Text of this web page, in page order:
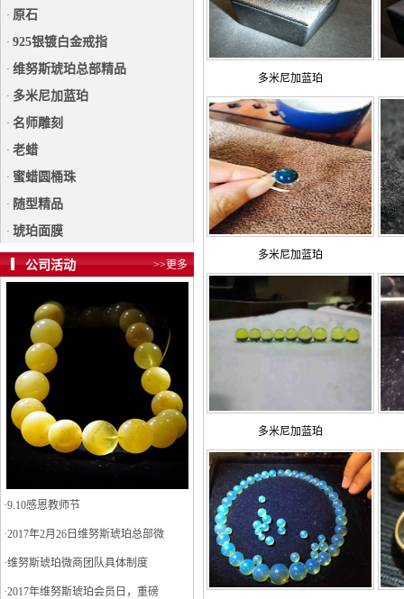
· 原石
· 925银镀白金戒指
· 维努斯琥珀总部精品
· 多米尼加蓝珀
· 名师雕刻
· 老蜡
· 蜜蜡圆桶珠
· 随型精品
· 琥珀面膜
公司活动 >>更多
·9.10感恩教师节
·2017年2月26日维努斯琥珀总部微
·维努斯琥珀微商团队具体制度
·2017年维努斯琥珀会员日，重磅
多米尼加蓝珀
多米尼加蓝珀
多米尼加蓝珀